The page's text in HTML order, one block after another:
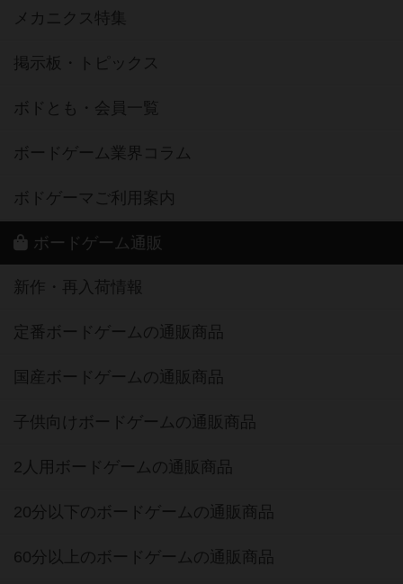
メカニクス特集
掲示板・トピックス
ボドとも・会員一覧
ボードゲーム業界コラム
ボドゲーマご利用案内
ボードゲーム通販
新作・再入荷情報
定番ボードゲームの通販商品
国産ボードゲームの通販商品
子供向けボードゲームの通販商品
2人用ボードゲームの通販商品
20分以下のボードゲームの通販商品
60分以上のボードゲームの通販商品